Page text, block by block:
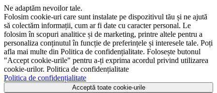
Ne adaptăm nevoilor tale.
Folosim cookie-uri care sunt instalate pe dispozitivul tău și ne ajută
să colectăm informații, cum ar fi date cu caracter personal. Le
folosim în scopuri analitice și de marketing, printre altele pentru a
personaliza conținutul în funcție de preferințele și interesele tale. Poți
afla mai multe din Politica de confidențialitate. Folosește butonul
"Accept cookie-urile" pentru a-ți exprima acordul privind utilizarea
cookie-urilor. Politica de confidențialitate
Politica de confidențialitate
Acceptă toate cookie-urile